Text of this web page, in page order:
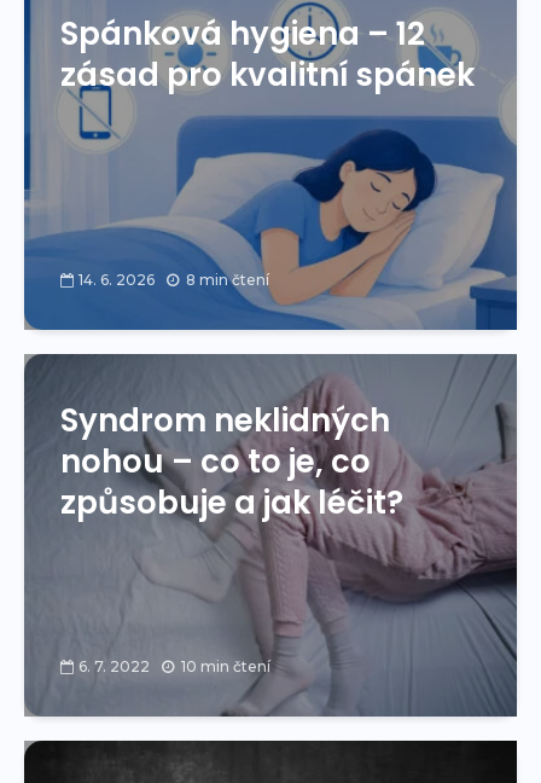
Spánková hygiena – 12
zásad pro kvalitní spánek
14. 6. 2026 8 min čtení
Syndrom neklidných
nohou – co to je, co
způsobuje a jak léčit?
6. 7. 2022 10 min čtení